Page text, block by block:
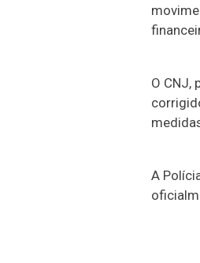
O CNJ,
A